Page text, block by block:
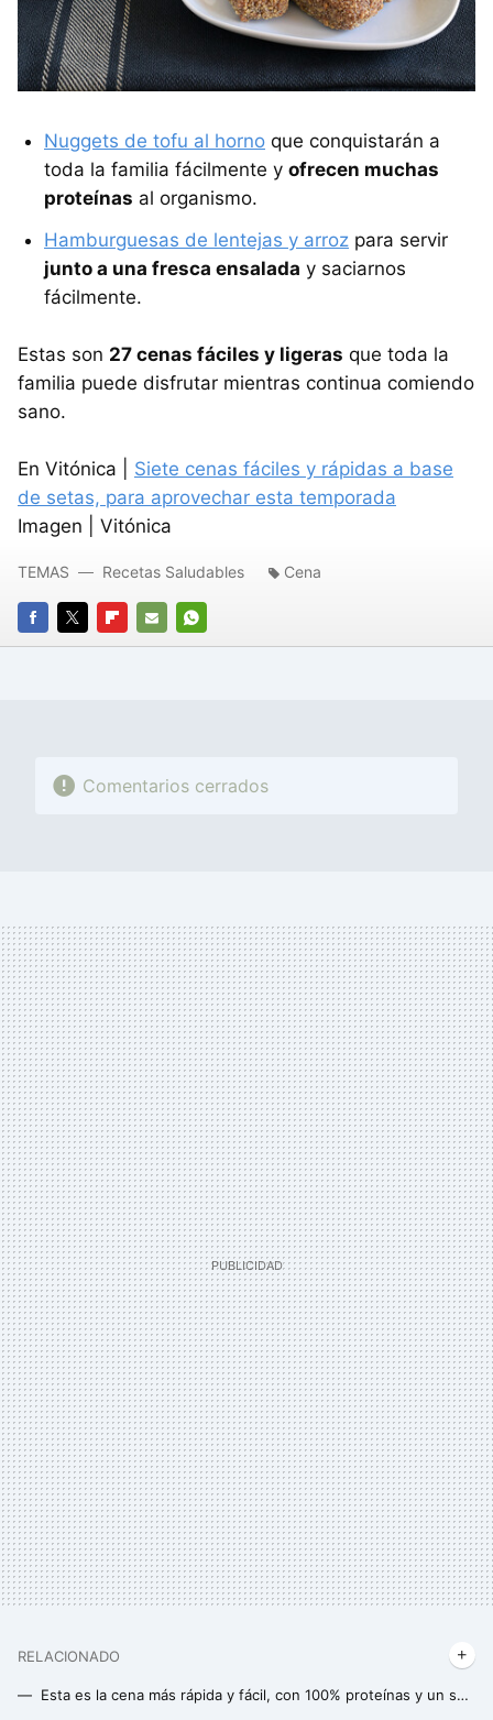
Nuggets de tofu al horno que conquistarán a
toda la familia fácilmente y ofrecen muchas
proteínas al organismo.
Hamburguesas de lentejas y arroz para servir
junto a una fresca ensalada y saciarnos
fácilmente.
Estas son 27 cenas fáciles y ligeras que toda la
familia puede disfrutar mientras continua comiendo
sano.
En Vitónica | Siete cenas fáciles y rápidas a base
de setas, para aprovechar esta temporada
Imagen | Vitónica
FACEBOOK
TWITTERFLIPBOARD
E-
WHATSAPP
TEMAS Recetas Saludables Cena
Comentarios cerrados
RELACIONADO
Esta es la cena más rápida y fácil, con 100% proteínas y un sólo ingrediente, que puedes completar con los alimentos que tengas en casa